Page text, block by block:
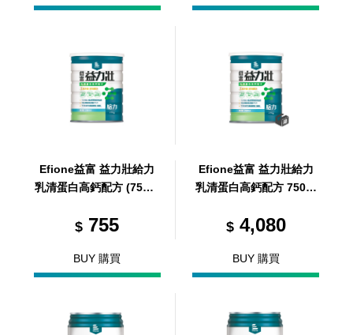
Efione益富 益力壯給力
乳清蛋白高鈣配方 (750g/
$755
BUY 購買
Efione益富 益力壯給力
乳清蛋白高鈣配方 750g/
$4,080
BUY 購買